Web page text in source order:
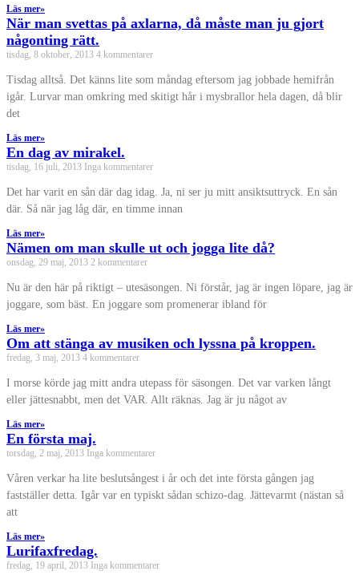
Läs mer»
När man svettas på axlarna, då måste man ju gjort
någonting rätt.
tisdag, 8 oktober, 2013 4 kommentarer
Tisdag alltså. Det känns lite som måndag eftersom jag jobbade hemifrån
igår. Lurvar man omkring med skitigt hår i mysbrallor hela dagen, då blir
det
Läs mer»
En dag av mirakel.
tisdag, 16 juli, 2013 Inga kommentarer
Det har varit en sån där dag idag. Ja, ni ser ju mitt ansiktsuttryck. En sån
där. Så när jag låg där, en timme innan
Läs mer»
Nämen om man skulle ut och jogga lite då?
onsdag, 29 maj, 2013 2 kommentarer
Nu är den här på riktigt – utesäsongen. Ni förstår, jag är ingen löpare, jag är
joggare, som bäst. En joggare som promenerar ibland för
Läs mer»
Om att stänga av musiken och lyssna på kroppen.
fredag, 3 maj, 2013 4 kommentarer
I morse körde jag mitt andra utepass för säsongen. Det var varken långt
eller jättesnabbt, men det VAR. Allt räknas. Jag är ju något av
Läs mer»
En första maj.
torsdag, 2 maj, 2013 Inga kommentarer
Våren verkar ha lite beslutsångest i år och det inte första gången jag
fastställer detta. Igår var en typiskt sådan schizo-dag. Jättevarmt (nästan så
att
Läs mer»
Lurifaxfredag.
fredag, 19 april, 2013 Inga kommentarer